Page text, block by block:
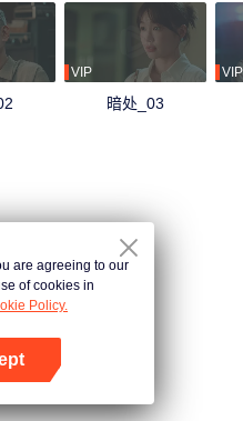
VIP
暗处_03
VIP
are agreeing to our
of cookies in
Policy.